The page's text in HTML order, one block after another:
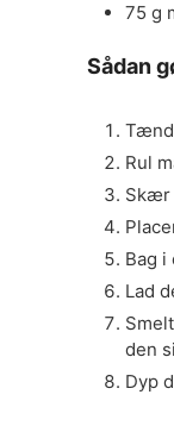
75 g
Sådan
Tænd
Rul
Skær
Bag i
Lad
den
Dyp